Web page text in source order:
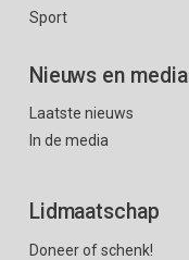
Sport
Nieuws en media
Laatste nieuws
In de media
Lidmaatschap
Doneer of schenk!